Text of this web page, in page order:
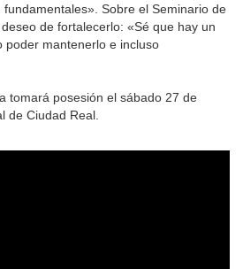
fundamentales». Sobre el Seminario de
de fortalecerlo: «Sé que hay un
poder mantenerlo e incluso
tomará posesión el sábado 27 de
de Ciudad Real.